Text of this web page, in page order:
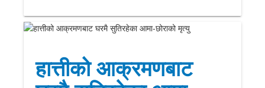
हात्तीको आक्रमणबाट